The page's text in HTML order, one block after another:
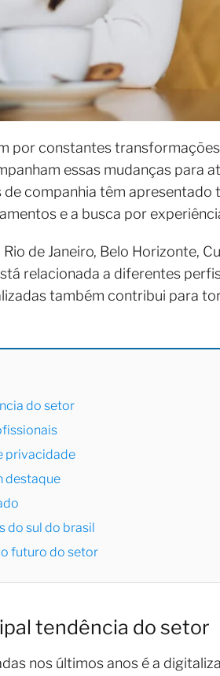
por constantes
essas mudanças para
de companhia têm
e a busca por
de Janeiro, Belo Horizonte,
relacionada a diferentes
também contribui para
do setor
privacidade
destaque
do sul do brasil
futuro do setor
tendência do setor
nos últimos anos é a